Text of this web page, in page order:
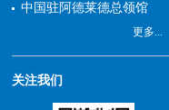
民和机构做好领事保护，竭
诚为中外人士提供优质的领
事服务。
欢迎您多关注总领馆网
站及社交媒体账号，并与我
中国驻阿德莱德总领馆
更多...
关注我们